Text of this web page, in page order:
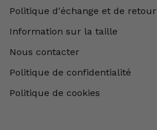
Politique d'échange et de retour
Information sur la taille
Nous contacter
Politique de confidentialité
Politique de cookies